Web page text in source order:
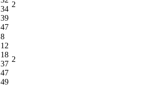
34
39
47
2
8
12
18
37
47
49
2